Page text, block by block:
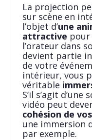
La projection
sur scène en
l’objet d’une
attractive pour
l’orateur dans
devient partie
de votre
intérieur, vous
véritable
S’il s’agit
vidéo peut
cohésion de
une immersion
par exemple.